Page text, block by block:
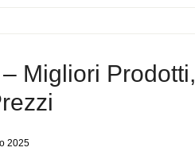
Migliori Prodotti,
2025